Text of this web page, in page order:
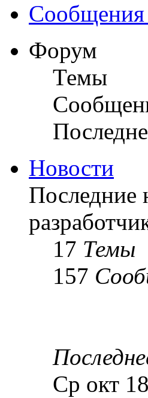
Сообщения
Форум
Темы
Новости
Последние
17 Темы
157
Ср окт